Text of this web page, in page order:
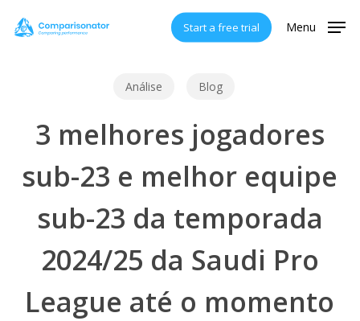
Start a free trial Menu
Análise Blog
3 melhores jogadores
sub-23 e melhor equipe
sub-23 da temporada
2024/25 da Saudi Pro
League até o momento